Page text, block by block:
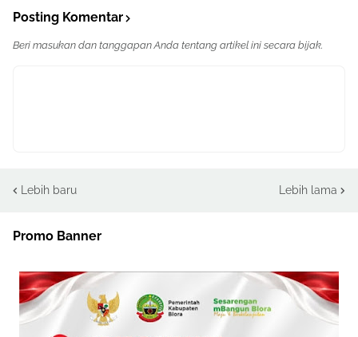
Posting Komentar
Beri masukan dan tanggapan Anda tentang artikel ini secara bijak.
Lebih baru Lebih lama
Promo Banner